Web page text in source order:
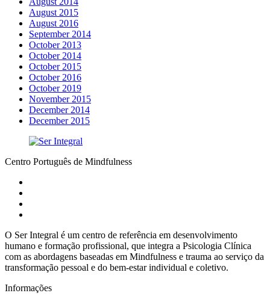
August 2015
August 2016
September 2014
October 2013
October 2014
October 2015
October 2016
October 2019
November 2015
December 2014
December 2015
Centro Português de Mindfulness
O Ser Integral é um centro de referência em desenvolvimento
humano e formação profissional, que integra a Psicologia Clínica
com as abordagens baseadas em Mindfulness e trauma ao serviço da
transformação pessoal e do bem-estar individual e coletivo.
Informações